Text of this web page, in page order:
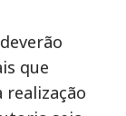
que